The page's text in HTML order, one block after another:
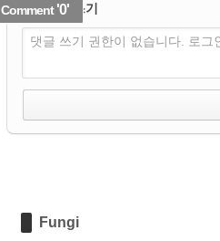
✔ 댓글 쓰기
댓글 쓰기 권한이 없습니다. 로그
Comment'0'
Fungi